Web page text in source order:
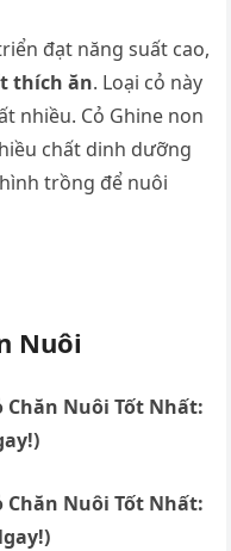
đạt năng suất cao,
thích ăn. Loại cỏ này
nhiều. Cỏ Ghine non
chất dinh dưỡng
trồng để nuôi
Nuôi
Chăn Nuôi Tốt Nhất:
Chăn Nuôi Tốt Nhất: